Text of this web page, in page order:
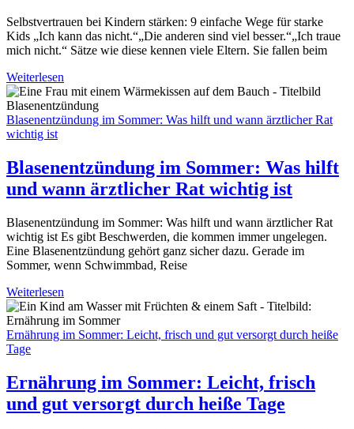
Selbstvertrauen bei Kindern stärken: 9 einfache Wege für starke
Kids „Ich kann das nicht.“„Die anderen sind viel besser.“„Ich traue
mich nicht.“ Sätze wie diese kennen viele Eltern. Sie fallen beim
Weiterlesen
Blasenentzündung im Sommer: Was hilft und wann ärztlicher Rat
wichtig ist
Blasenentzündung im Sommer: Was hilft
und wann ärztlicher Rat wichtig ist
Blasenentzündung im Sommer: Was hilft und wann ärztlicher Rat
wichtig ist Es gibt Beschwerden, die kommen immer ungelegen.
Eine Blasenentzündung gehört ganz sicher dazu. Gerade im
Sommer, wenn Schwimmbad, Reise
Weiterlesen
Ernährung im Sommer: Leicht, frisch und gut versorgt durch heiße
Tage
Ernährung im Sommer: Leicht, frisch
und gut versorgt durch heiße Tage